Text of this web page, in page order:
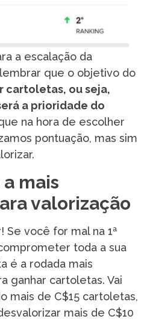
a escalação da
que o objetivo do
cartoletas, ou seja,
a prioridade do
na hora de escolher
pontuação, mas sim
a mais
valorização
Se você for mal na 1ª
toda a sua
é a rodada mais
ganhar cartoletas. Vai
mais de C$15 cartoletas,
mais de C$10